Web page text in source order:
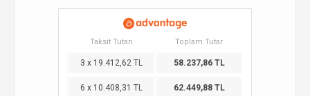
Taksit Tutarı Toplam Tutar
3 x 19.412,62 TL 58.237,86 TL
6 x 10.408,31 TL 62.449,88 TL